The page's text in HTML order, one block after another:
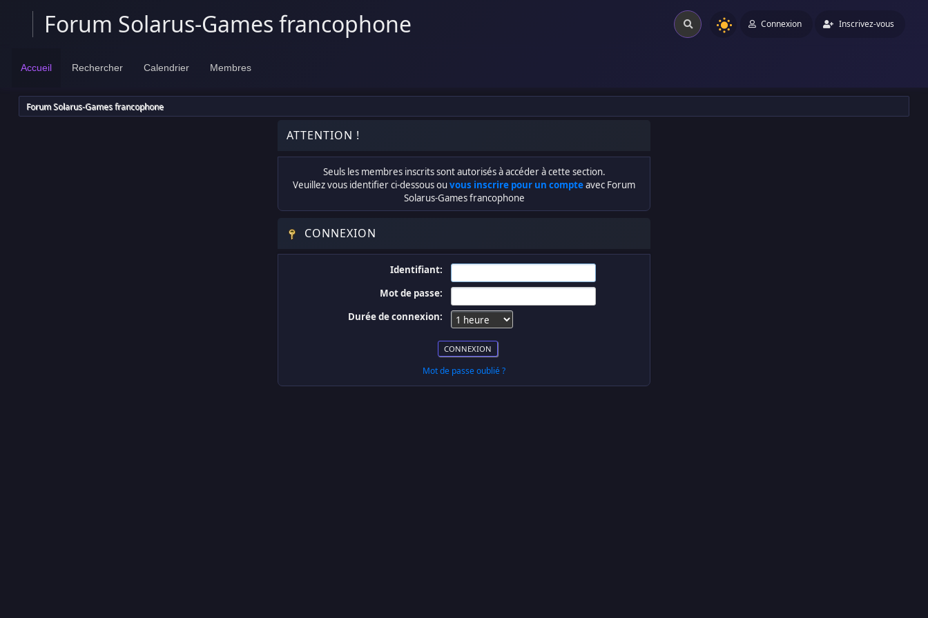
Forum Solarus-Games francophone Connexion Inscrivez-vous
Accueil Rechercher Calendrier Membres
Forum Solarus-Games francophone
ATTENTION !
Seuls les membres inscrits sont autorisés à accéder à cette section.
Veuillez vous identifier ci-dessous ou vous inscrire pour un compteavec Forum
Solarus-Games francophone
CONNEXION
Identifiant:
Mot de passe:
Durée de connexion:
Mot de passe oublié ?